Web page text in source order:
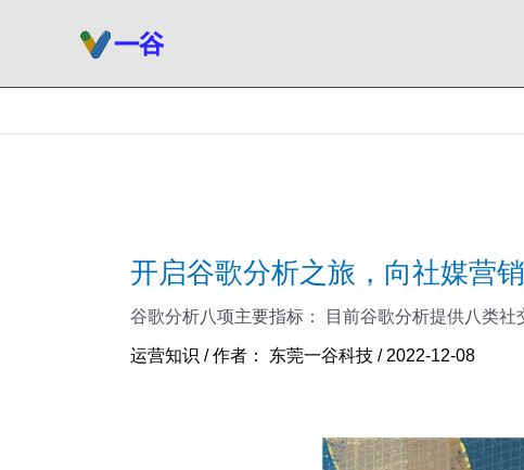
开启谷歌分析之旅，向社媒营
谷歌分析八项主要指标： 目前谷歌分析提供八类
运营知识 / 作者： 东莞一谷科技 / 2022-12-08